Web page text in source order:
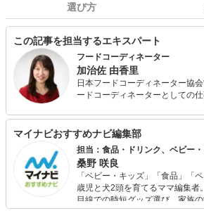
選び方
この記事を担当するエキスパート
フードコーディネーター
加治佐 由香里
日本フードコーディネーター協
ードコーディネーターとしての
運営、講演会講師、料理教室講
広く携わり、「食の楽しさと大切
しいもの、便利なものを取り入
伝統的な食文化も重んじるのが私
豊かなフードライフスタイルの実
いきたいと思っています。
マイナビおすすめナビ編集部
担当：食品・ドリンク、ベビー
桑野 咲良
「ベビー・キッズ」「食品」「
歳児と犬2頭を育てるママ編集者
目線での時短グッズ選び、家族
食品選び、束の間のリラックス